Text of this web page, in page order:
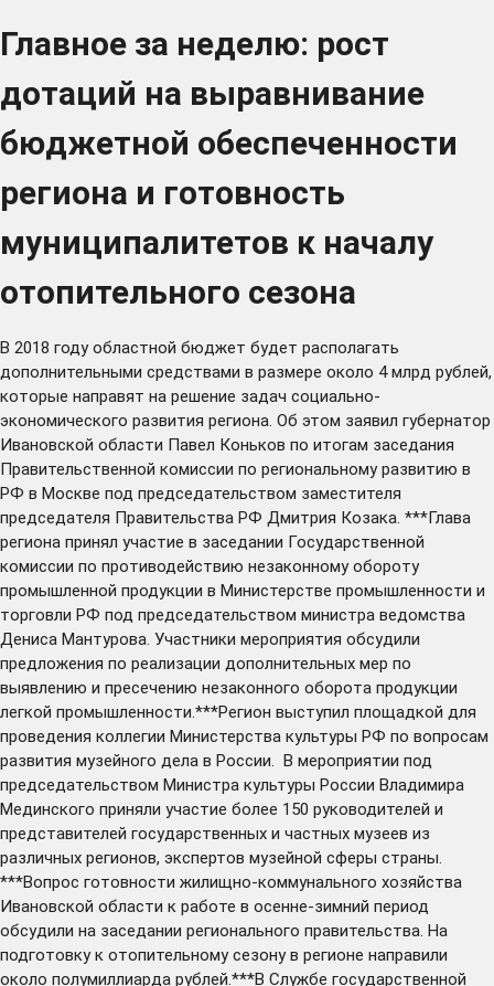
Главное за неделю: рост
дотаций на выравнивание
бюджетной обеспеченности
региона и готовность
муниципалитетов к началу
отопительного сезона
В 2018 году областной бюджет будет располагать
дополнительными средствами в размере около 4 млрд рублей,
которые направят на решение задач социально-
экономического развития региона. Об этом заявил губернатор
Ивановской области Павел Коньков по итогам заседания
Правительственной комиссии по региональному развитию в
РФ в Москве под председательством заместителя
председателя Правительства РФ Дмитрия Козака. ***Глава
региона принял участие в заседании Государственной
комиссии по противодействию незаконному обороту
промышленной продукции в Министерстве промышленности и
торговли РФ под председательством министра ведомства
Дениса Мантурова. Участники мероприятия обсудили
предложения по реализации дополнительных мер по
выявлению и пресечению незаконного оборота продукции
легкой промышленности.***Регион выступил площадкой для
проведения коллегии Министерства культуры РФ по вопросам
развития музейного дела в России. В мероприятии под
председательством Министра культуры России Владимира
Мединского приняли участие более 150 руководителей и
представителей государственных и частных музеев из
различных регионов, экспертов музейной сферы страны.
***Вопрос готовности жилищно-коммунального хозяйства
Ивановской области к работе в осенне-зимний период
обсудили на заседании регионального правительства. На
подготовку к отопительному сезону в регионе направили
около полумиллиарда рублей.***В Службе государственной